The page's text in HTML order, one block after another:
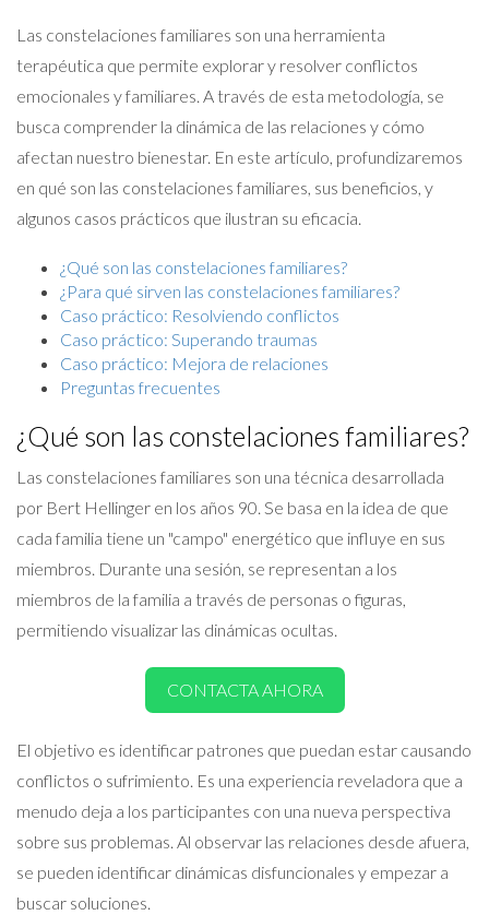
Las constelaciones familiares son una herramienta
terapéutica que permite explorar y resolver conflictos
emocionales y familiares. A través de esta metodología, se
busca comprender la dinámica de las relaciones y cómo
afectan nuestro bienestar. En este artículo, profundizaremos
en qué son las constelaciones familiares, sus beneficios, y
algunos casos prácticos que ilustran su eficacia.
¿Qué son las constelaciones familiares?
¿Para qué sirven las constelaciones familiares?
Caso práctico: Resolviendo conflictos
Caso práctico: Superando traumas
Caso práctico: Mejora de relaciones
Preguntas frecuentes
¿Qué son las constelaciones familiares?
Las constelaciones familiares son una técnica desarrollada
por Bert Hellinger en los años 90. Se basa en la idea de que
cada familia tiene un "campo" energético que influye en sus
miembros. Durante una sesión, se representan a los
miembros de la familia a través de personas o figuras,
permitiendo visualizar las dinámicas ocultas.
CONTACTA AHORA
El objetivo es identificar patrones que puedan estar causando
conflictos o sufrimiento. Es una experiencia reveladora que a
menudo deja a los participantes con una nueva perspectiva
sobre sus problemas. Al observar las relaciones desde afuera,
se pueden identificar dinámicas disfuncionales y empezar a
buscar soluciones.